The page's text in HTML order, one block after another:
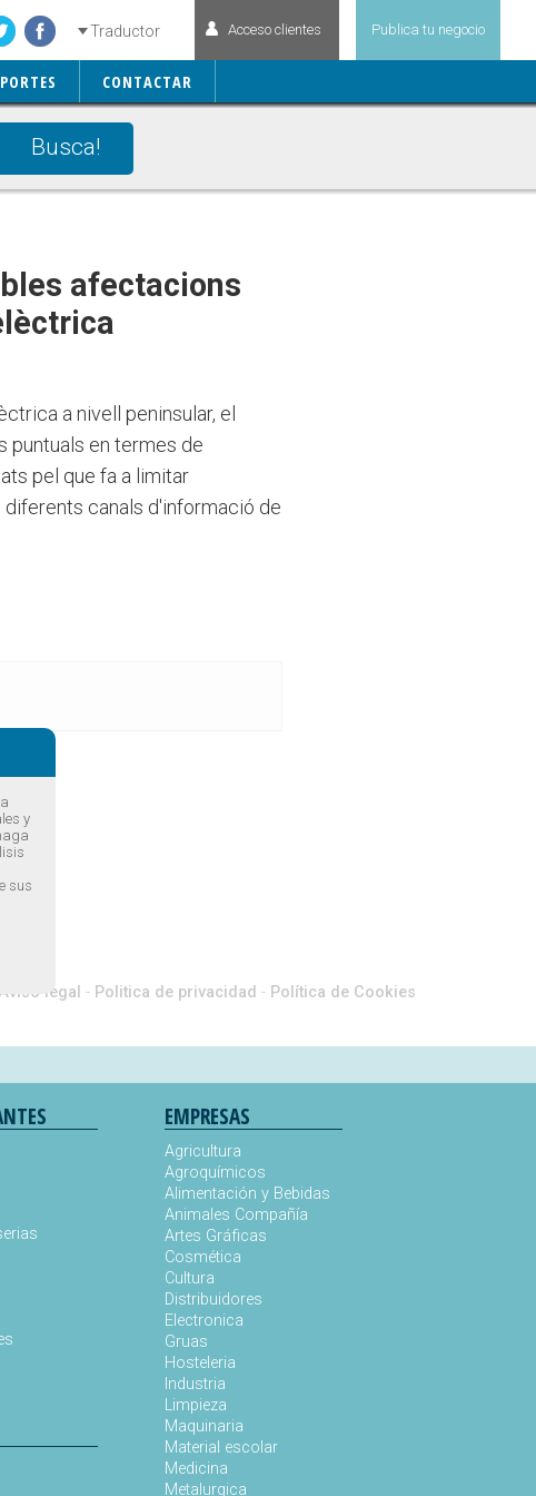
CONTACTAR
Publica tu negocio
Acceso clientes
Traductor
Busca!
afectacions
a nivell peninsular, el
puntuals en termes de
pel que fa a limitar
canals d'informació de
legal - Politica de privacidad - Política de Cookies
EMPRESAS
Agricultura
Agroquímicos
Alimentación y Bebidas
Animales Compañía
Artes Gráficas
Cosmética
Cultura
Distribuidores
Electronica
Gruas
Hosteleria
Industria
Limpieza
Maquinaria
Material escolar
Medicina
Metalurgica
y
sus